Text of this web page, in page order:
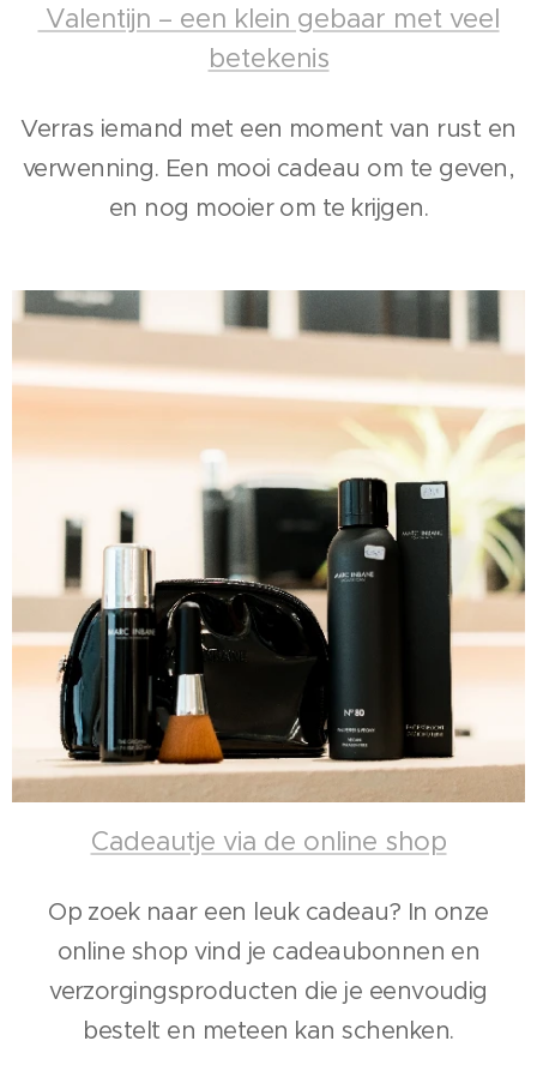
Valentijn – een klein gebaar met veel
betekenis
Verras iemand met een moment van rust en
verwenning. Een mooi cadeau om te geven,
en nog mooier om te krijgen.
Cadeautje via de online shop
Op zoek naar een leuk cadeau? In onze
online shop vind je cadeaubonnen en
verzorgingsproducten die je eenvoudig
bestelt en meteen kan schenken.